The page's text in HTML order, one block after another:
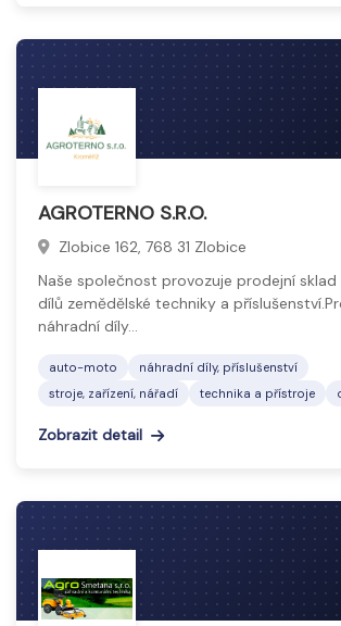
AGROTERNO S.R.O.
Zlobice 162, 768 31 Zlobice
Naše společnost provozuje prodejní sklad
dílů zemědělské techniky a
náhradní díly…
auto-moto
náhradní díly, příslušenství
stroje, zařízení, nářadí
technika a přístroje
Zobrazit detail